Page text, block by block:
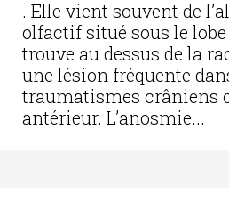
. Elle vient souvent de
olfactif situé sous le
trouve au dessus de la
une lésion fréquente
traumatismes crâniens
antérieur. L’anosmie...